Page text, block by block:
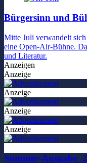
Bürgersinn und
Mitte Juli verwandelt
eine Open-Air-Bühne.
und Literatur.
Anzeigen
Anzeige
Anzeige
Anzeige
Anzeige
Sommer-